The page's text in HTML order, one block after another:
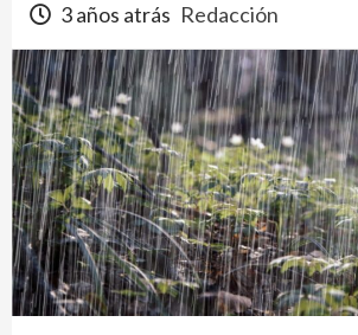
3 años atrás Redacción